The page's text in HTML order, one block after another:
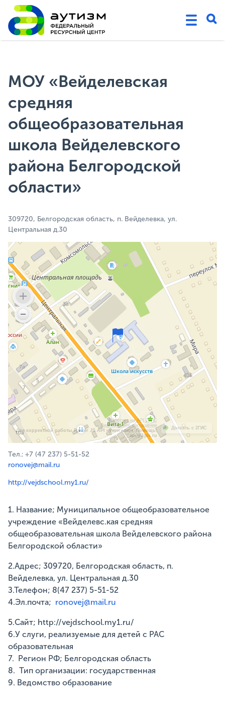
МОУ «Вейделевская
средняя
общеобразовательная
школа Вейделевского
района Белгородской
области»
309720, Белгородская область, п. Вейделевка, ул.
Центральная д.30
Работает на API 2ГИС
Лицензионное соглашение
Для корректной работы Raster JS API нужен ключ. Помощь:
api@2gis.ru
Доехать с 2ГИС
Тел.: +7 (47 237) 5-51-52
ronovej@mail.ru
http://vejdschool.my1.ru/
1. Название; Муниципальное общеобразовательное
учреждение «Вейделевс.кая средняя
общеобразовательная школа Вейделевского района
Белгородской области»
2.Адрес; 309720, Белгородская область, п.
Вейделевка, ул. Центральная д.30
З.Телефон; 8(47 237) 5-51-52
4.Эл.почта; ronovej@mail.ru
5.Сайт; http://vejdschool.my1.ru/
6.У слуги, реализуемые для детей с РАС
образовательная
7. Регион РФ; Белгородская область
8. Тип организации: государственная
9. Ведомство образование